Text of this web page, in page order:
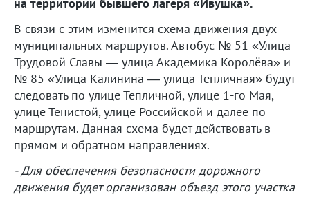
на территории бывшего лагеря «Ивушка».
В связи с этим изменится схема движения двух
муниципальных маршрутов. Автобус № 51 «Улица
Трудовой Славы — улица Академика Королёва» и
№ 85 «Улица Калинина — улица Тепличная» будут
следовать по улице Тепличной, улице 1-го Мая,
улице Тенистой, улице Российской и далее по
маршрутам. Данная схема будет действовать в
прямом и обратном направлениях.
- Для обеспечения безопасности дорожного
движения будет организован объезд этого участка